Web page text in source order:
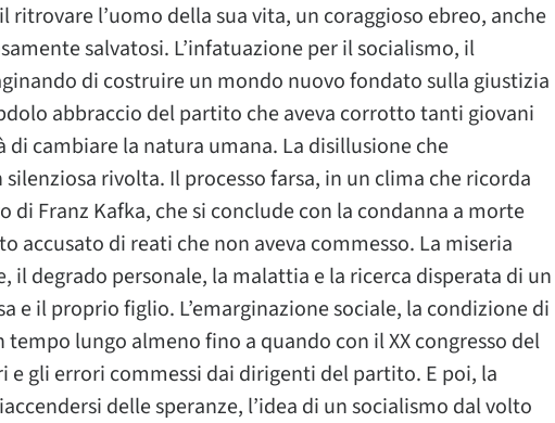
ritrovare l’uomo della sua vita, un coraggioso ebreo, anche
salvatosi. L’infatuazione per il socialismo, il
di costruire un mondo nuovo fondato sulla giustizia
abbraccio del partito che aveva corrotto tanti giovani
di cambiare la natura umana. La disillusione che
rivolta. Il processo farsa, in un clima che ricorda
Franz Kafka, che si conclude con la condanna a morte
accusato di reati che non aveva commesso. La miseria
il degrado personale, la malattia e la ricerca disperata di un
e il proprio figlio. L’emarginazione sociale, la condizione di
lungo almeno fino a quando con il XX congresso del
e gli errori commessi dai dirigenti del partito. E poi, la
delle speranze, l’idea di un socialismo dal volto